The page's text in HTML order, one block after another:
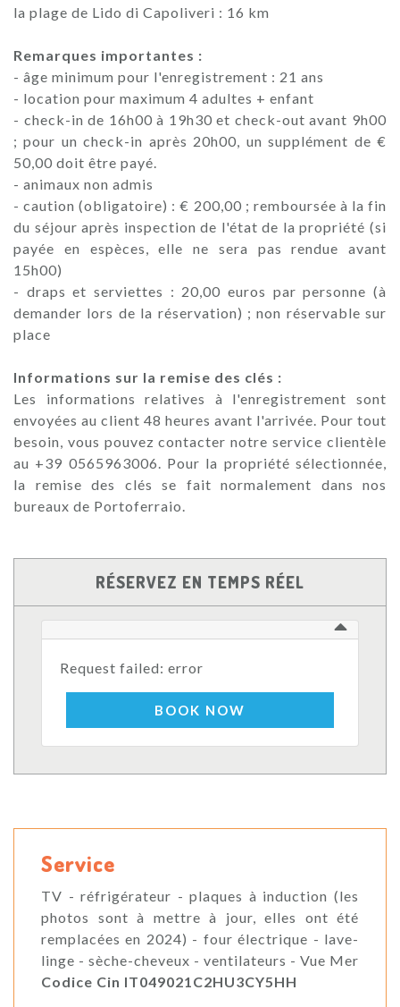
la plage de Lido di Capoliveri : 16 km
Remarques importantes :
- âge minimum pour l'enregistrement : 21 ans
- location pour maximum 4 adultes + enfant
- check-in de 16h00 à 19h30 et check-out avant 9h00
; pour un check-in après 20h00, un supplément de €
50,00 doit être payé.
- animaux non admis
- caution (obligatoire) : € 200,00 ; remboursée à la fin
du séjour après inspection de l'état de la propriété (si
payée en espèces, elle ne sera pas rendue avant
15h00)
- draps et serviettes : 20,00 euros par personne (à
demander lors de la réservation) ; non réservable sur
place
Informations sur la remise des clés :
Les informations relatives à l'enregistrement sont
envoyées au client 48 heures avant l'arrivée. Pour tout
besoin, vous pouvez contacter notre service clientèle
au +39 0565963006. Pour la propriété sélectionnée,
la remise des clés se fait normalement dans nos
bureaux de Portoferraio.
RÉSERVEZ EN TEMPS RÉEL
Request failed: error
BOOK NOW
Service
TV - réfrigérateur - plaques à induction (les
photos sont à mettre à jour, elles ont été
remplacées en 2024) - four électrique - lave-
linge - sèche-cheveux - ventilateurs - Vue Mer
Codice Cin IT049021C2HU3CY5HH